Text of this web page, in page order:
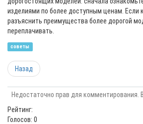
изделиями по более доступным ценам. Если
разъяснить преимущества более дорогой
переплачивать.
советы
Назад
Недостаточно прав для комментирования.
Рейтинг:
Голосов: 0